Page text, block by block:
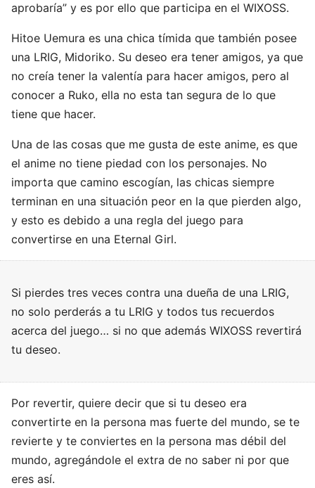
aprobaría” y es por ello que participa en el WIXOSS.
Hitoe Uemura es una chica tímida que también posee
una LRIG, Midoriko. Su deseo era tener amigos, ya que
no creía tener la valentía para hacer amigos, pero al
conocer a Ruko, ella no esta tan segura de lo que
tiene que hacer.
Una de las cosas que me gusta de este anime, es que
el anime no tiene piedad con los personajes. No
importa que camino escogían, las chicas siempre
terminan en una situación peor en la que pierden algo,
y esto es debido a una regla del juego para
convertirse en una Eternal Girl.
Si pierdes tres veces contra una dueña de una LRIG,
no solo perderás a tu LRIG y todos tus recuerdos
acerca del juego… si no que además WIXOSS revertirá
tu deseo.
Por revertir, quiere decir que si tu deseo era
convertirte en la persona mas fuerte del mundo, se te
revierte y te conviertes en la persona mas débil del
mundo, agregándole el extra de no saber ni por que
eres así.